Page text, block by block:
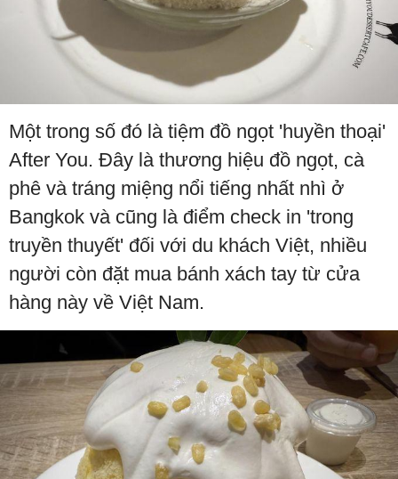
Một trong số đó là tiệm đồ ngọt 'huyền thoại'
After You. Đây là thương hiệu đồ ngọt, cà
phê và tráng miệng nổi tiếng nhất nhì ở
Bangkok và cũng là điểm check in 'trong
truyền thuyết' đối với du khách Việt, nhiều
người còn đặt mua bánh xách tay từ cửa
hàng này về Việt Nam.